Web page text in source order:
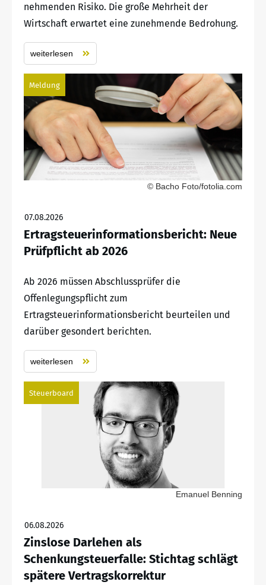
nehmenden Risiko. Die große Mehrheit der
Wirtschaft erwartet eine zunehmende Bedrohung.
weiterlesen
Meldung
© Bacho Foto/fotolia.com
07.08.2026
Ertragsteuerinformationsbericht: Neue
Prüfpflicht ab 2026
Ab 2026 müssen Abschlussprüfer die
Offenlegungspflicht zum
Ertragsteuerinformationsbericht beurteilen und
darüber gesondert berichten.
weiterlesen
Steuerboard
Emanuel Benning
06.08.2026
Zinslose Darlehen als
Schenkungsteuerfalle: Stichtag schlägt
spätere Vertragskorrektur